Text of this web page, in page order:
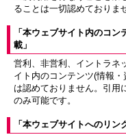
ることは一切認めておりま
「本ウェブサイト内のコ
載」
営利、非営利、イントラネ
イト内のコンテンツ(情報
は認めておりません。引用
のみ可能です。
「本ウェブサイトへのリン